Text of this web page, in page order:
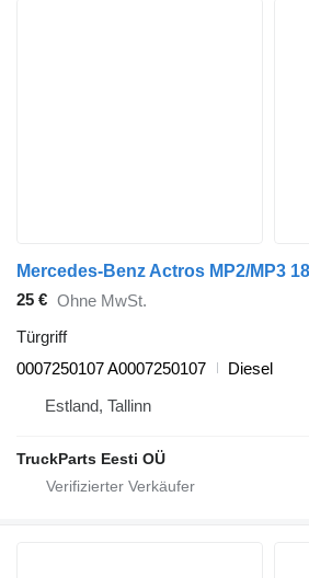
25 € Ohne MwSt.
Türgriff
0007250107 A0007250107
Diesel
Estland, Tallinn
TruckParts Eesti OÜ